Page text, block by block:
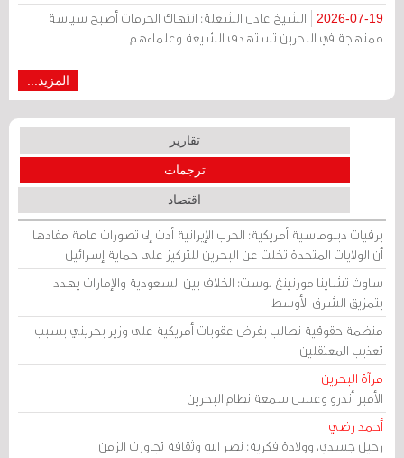
2026-07-19
الشيخ عادل الشعلة: انتهاك الحرمات أصبح سياسة
ممنهجة في البحرين تستهدف الشيعة وعلماءهم
المزيد...
تقارير
ترجمات
اقتصاد
برقيات دبلوماسية أمريكية: الحرب الإيرانية أدت إلى تصورات عامة مفادها
أن الولايات المتحدة تخلت عن البحرين للتركيز على حماية إسرائيل
ساوث تشاينا مورنينغ بوست: الخلاف بين السعودية والإمارات يهدد
بتمزيق الشرق الأوسط
منظمة حقوقية تطالب بفرض عقوبات أمريكية على وزير بحريني بسبب
تعذيب المعتقلين
مرآة البحرين
الأمير أندرو وغسل سمعة نظام البحرين
أحمد رضي
رحيل جسدي، وولادة فكرية: نصر الله وثقافة تجاوزت الزمن